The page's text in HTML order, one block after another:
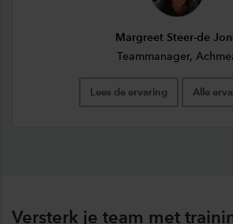
Margreet Steer-de
Teammanager,
Lees de ervaring Alle
Versterk je team met